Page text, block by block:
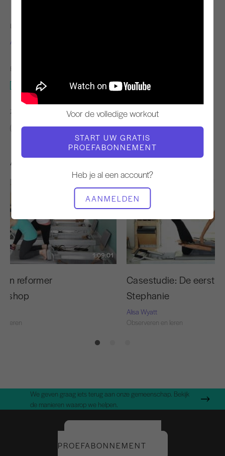
Voor de volledige workout
START UW GRATIS
PROEFABONNEMENT
Heb je al een account?
AANMELDEN
LERAAR
Alisa Wyatt
BENODIGDE APPARATUUR
ZOEK VERGELIJKBARE LESSEN VOOR
Pre-Pilates
Basis 40 - 50 min Mat
Andere workouts die je misschien leuk vindt
1:09:01
in reformer
leren
Casestudie: De eerste
Stephanie
Alisa Wyatt
Observeren en leren
We geven graag iets terug aan onze gemeenschap. Bekijk
de manieren waarop we helpen.
PROEFABONNEMENT